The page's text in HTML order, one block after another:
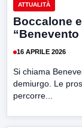
ATTUALITÀ
Boccalone
“Benevento
16 APRILE 2026
Si chiama
demiurgo. Le
percorre...